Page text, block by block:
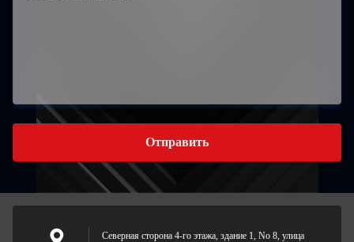
Отправить
Северная сторона 4-го этажа, здание 1, No 8, улица